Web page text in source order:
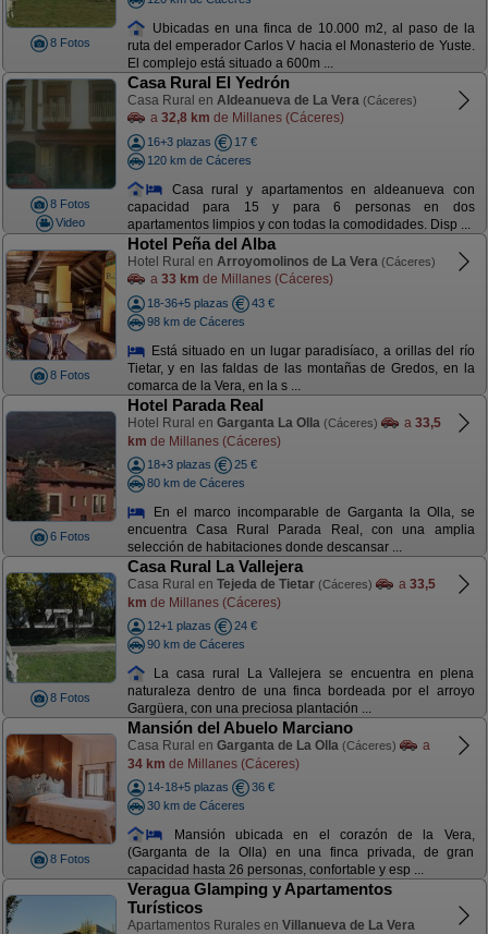
8 Fotos
Ubicadas en una finca de 10.000 m2, al paso de la
ruta del emperador Carlos V hacia el Monasterio de Yuste.
El complejo está situado a 600m ...
8 Fotos
Video
Casa Rural El Yedrón
Casa Rural en Aldeanueva de La Vera (Cáceres)
a 32,8 km de Millanes (Cáceres)
16+3 plazas
17 €
120 km de Cáceres
Casa rural y apartamentos en aldeanueva con
capacidad para 15 y para 6 personas en dos
apartamentos limpios y con todas la comodidades. Disp ...
8 Fotos
Hotel Peña del Alba
Hotel Rural en Arroyomolinos de La Vera (Cáceres)
a 33 km de Millanes (Cáceres)
18-36+5 plazas
43 €
98 km de Cáceres
Está situado en un lugar paradisíaco, a orillas del río
Tietar, y en las faldas de las montañas de Gredos, en la
comarca de la Vera, en la s ...
6 Fotos
Hotel Parada Real
Hotel Rural en Garganta La Olla (Cáceres) a 33,5
km de Millanes (Cáceres)
18+3 plazas
25 €
80 km de Cáceres
En el marco incomparable de Garganta la Olla, se
encuentra Casa Rural Parada Real, con una amplia
selección de habitaciones donde descansar ...
8 Fotos
Casa Rural La Vallejera
Casa Rural en Tejeda de Tietar (Cáceres) a 33,5
km de Millanes (Cáceres)
12+1 plazas
24 €
90 km de Cáceres
La casa rural La Vallejera se encuentra en plena
naturaleza dentro de una finca bordeada por el arroyo
Gargüera, con una preciosa plantación ...
8 Fotos
Mansión del Abuelo Marciano
Casa Rural en Garganta de La Olla (Cáceres)
a
34 km de Millanes (Cáceres)
14-18+5 plazas
36 €
30 km de Cáceres
Mansión ubicada en el corazón de la Vera,
(Garganta de la Olla) en una finca privada, de gran
capacidad hasta 26 personas, confortable y esp ...
Veragua Glamping y Apartamentos
Turísticos
Apartamentos Rurales en Villanueva de La Vera